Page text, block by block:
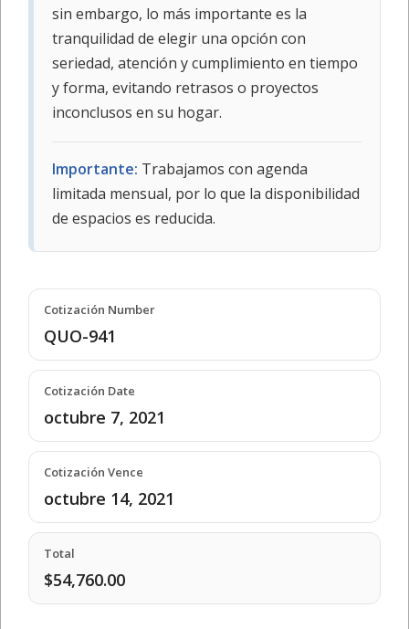
sin embargo, lo más importante es la
tranquilidad de elegir una opción con
seriedad, atención y cumplimiento en tiempo
y forma, evitando retrasos o proyectos
inconclusos en su hogar.
Importante: Trabajamos con agenda
limitada mensual, por lo que la disponibilidad
de espacios es reducida.
Cotización Number
QUO-941
Cotización Date
octubre 7, 2021
Cotización Vence
octubre 14, 2021
Total
$54,760.00